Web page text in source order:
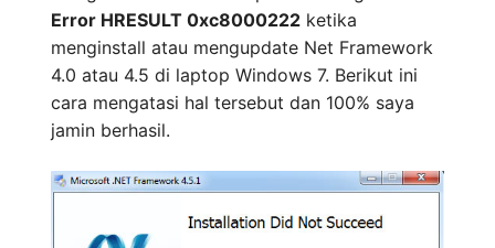
Error HRESULT 0xc8000222 ketika
menginstall atau mengupdate Net Framework
4.0 atau 4.5 di laptop Windows 7. Berikut ini
cara mengatasi hal tersebut dan 100% saya
jamin berhasil.